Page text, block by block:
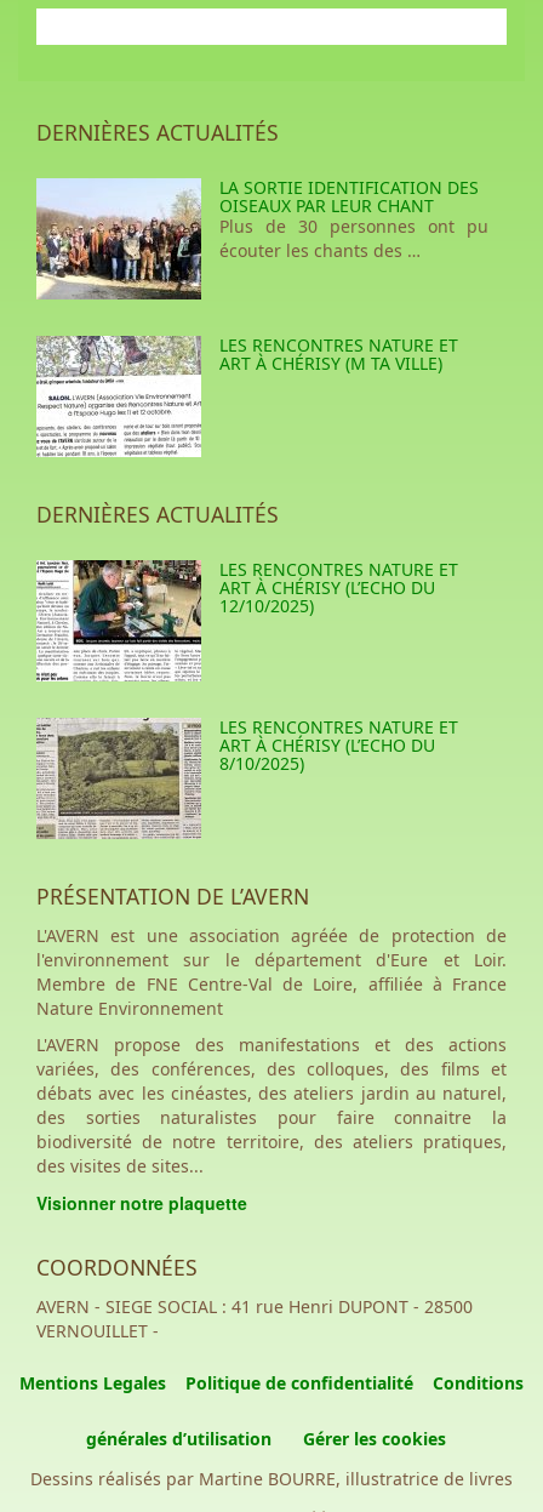
DERNIÈRES ACTUALITÉS
LA SORTIE IDENTIFICATION DES
OISEAUX PAR LEUR CHANT
Plus de 30 personnes ont pu
écouter les chants des …
LES RENCONTRES NATURE ET
ART À CHÉRISY (M TA VILLE)
DERNIÈRES ACTUALITÉS
LES RENCONTRES NATURE ET
ART À CHÉRISY (L’ECHO DU
12/10/2025)
LES RENCONTRES NATURE ET
ART À CHÉRISY (L’ECHO DU
8/10/2025)
PRÉSENTATION DE L’AVERN
L'AVERN est une association agréée de protection de
l'environnement sur le département d'Eure et Loir.
Membre de FNE Centre-Val de Loire, affiliée à France
Nature Environnement
L'AVERN propose des manifestations et des actions
variées, des conférences, des colloques, des films et
débats avec les cinéastes, des ateliers jardin au naturel,
des sorties naturalistes pour faire connaitre la
biodiversité de notre territoire, des ateliers pratiques,
des visites de sites...
Visionner notre plaquette
COORDONNÉES
AVERN - SIEGE SOCIAL : 41 rue Henri DUPONT - 28500
VERNOUILLET -
Mentions Legales Politique de confidentialité Conditions
générales d’utilisation
Gérer les cookies
Dessins réalisés par Martine BOURRE, illustratrice de livres